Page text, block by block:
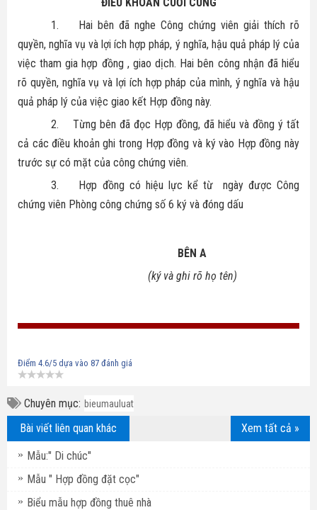
1.
Hai bên đã nghe Công chứng viên giải thích rõ
quyền, nghĩa vụ và lợi ích hợp pháp, ý nghĩa, hậu quả pháp lý của
việc tham gia hợp đồng , giao dịch. Hai bên công nhận đã hiểu
rõ quyền, nghĩa vụ và lợi ích hợp pháp của mình, ý nghĩa và hậu
quả pháp lý của việc giao kết Hợp đồng này.
2.
Từng bên đã đọc Hợp đồng, đã hiểu và đồng ý tất
cả các điều khoản ghi trong Hợp đồng và ký vào Hợp đồng này
trước sự có mặt của công chứng viên.
3.
Hợp đồng có hiệu lực kể từ
ngày được Công
chứng viên Phòng công chứng số 6 ký và đóng dấu
BÊN A
(ký và ghi rõ họ tên)
Điểm 4.6/5 dựa vào 87 đánh giá
Chuyên mục: bieumauluat
Xem tất cả »
Bài viết liên quan khác
Mẫu:" Di chúc"
Mẫu " Hợp đồng đặt cọc"
Biểu mẫu hợp đồng thuê nhà